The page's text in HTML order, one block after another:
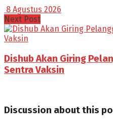
8 Agustus 2026
Next Post
Dishub Akan Giring
Sentra Vaksin
Discussion about this